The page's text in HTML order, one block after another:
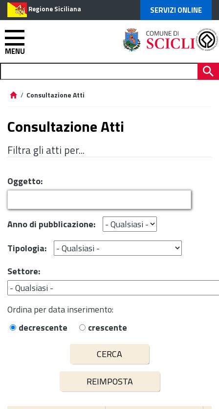
Regione Siciliana SERVIZI ONLINE
MENU
/ Consultazione Atti
Consultazione Atti
Filtra gli atti per...
Oggetto:
Anno di pubblicazione:
Tipologia:
Settore:
Ordina per data inserimento:
decrescente
crescente